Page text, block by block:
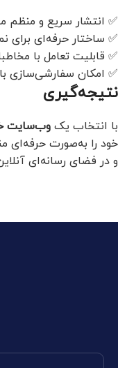
✅ انتشار سریع و منظم
✅ ساختار حرفه‌ای برای
✅ قابلیت تعامل با
✅ امکان سفارشی‌سازی
نتیجه‌گیری
با انتخاب یک وب‌سایت
خود را به‌صورت حرفه‌ای
و در فضای رسانه‌ای